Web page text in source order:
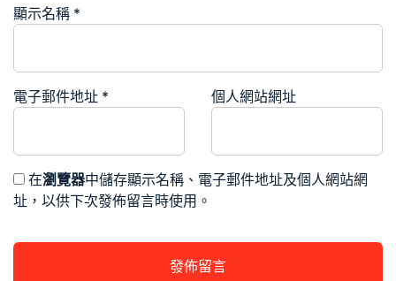
顯示名稱 *
電子郵件地址 * 個人網站網址
在瀏覽器中儲存顯示名稱、電子郵件地址及個人網站網
址，以供下次發佈留言時使用。